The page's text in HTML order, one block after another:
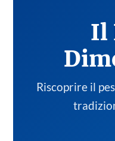
Il
Riscoprire il